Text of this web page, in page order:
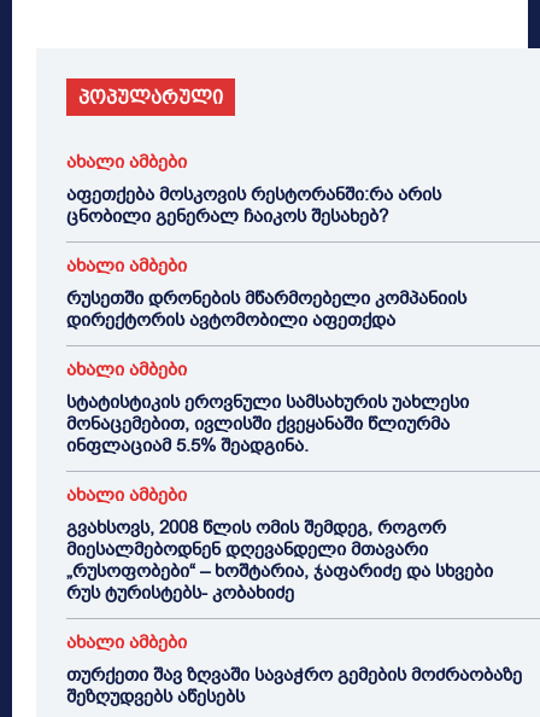
პოპულარული
ახალი ამბები
აფეთქება მოსკოვის რესტორანში:რა არის
ცნობილი გენერალ ჩაიკოს შესახებ?
ახალი ამბები
რუსეთში დრონების მწარმოებელი კომპანიის
დირექტორის ავტომობილი აფეთქდა
ახალი ამბები
სტატისტიკის ეროვნული სამსახურის უახლესი
მონაცემებით, ივლისში ქვეყანაში წლიურმა
ინფლაციამ 5.5% შეადგინა.
ახალი ამბები
გვახსოვს, 2008 წლის ომის შემდეგ, როგორ
მიესალმებოდნენ დღევანდელი მთავარი
„რუსოფობები“ – ხოშტარია, ჯაფარიძე და სხვები
რუს ტურისტებს- კობახიძე
ახალი ამბები
თურქეთი შავ ზღვაში სავაჭრო გემების მოძრაობაზე
შეზღუდვებს აწესებს